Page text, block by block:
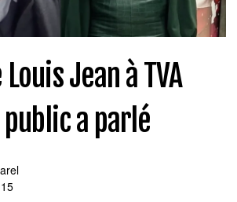
Jean à TVA
a parlé